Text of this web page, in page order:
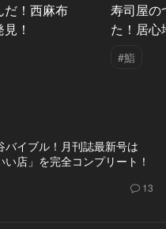
だ！西麻布
！
寿司屋の
た！居
#鮨
バイブル！月刊誌最新号は
い店」を完全コンプリート！
13